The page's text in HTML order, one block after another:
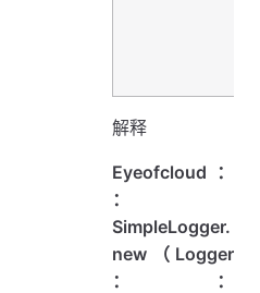
解释
Eyeofcloud：
：
SimpleLogger.
new（Logger
：：